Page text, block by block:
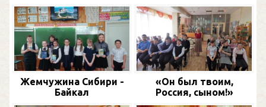
Жемчужина Сибири -
Байкал
«Он был твоим,
Россия, сыном!»